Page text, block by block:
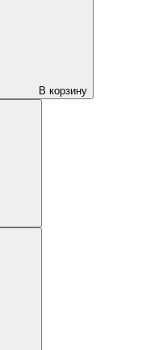
В корзину